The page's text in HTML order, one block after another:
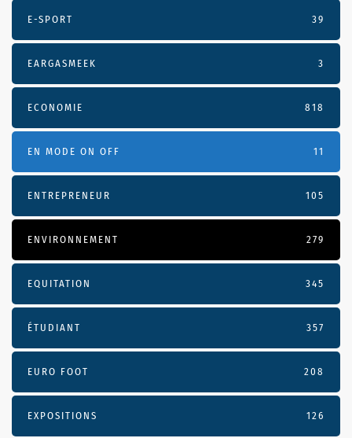
E-SPORT 39
EARGASMEEK 3
ECONOMIE 818
EN MODE ON OFF 11
ENTREPRENEUR 105
ENVIRONNEMENT 279
EQUITATION 345
ÉTUDIANT 357
EURO FOOT 208
EXPOSITIONS 126